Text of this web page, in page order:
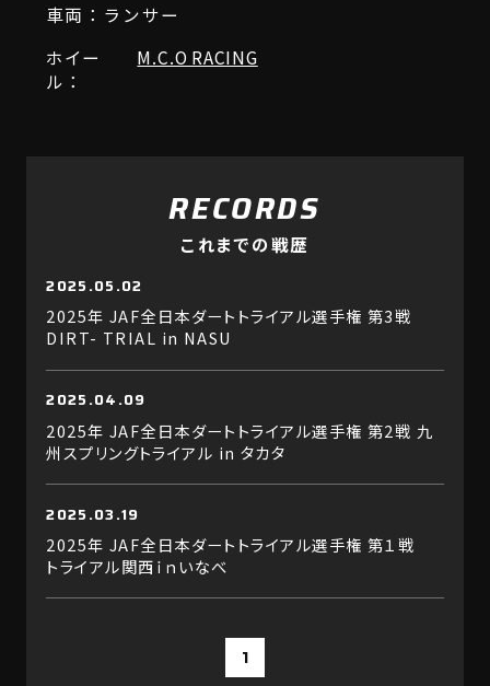
車両：ランサー
ホイー
ル：
M.C.O RACING
RECORDS
これまでの戦歴
2025.05.02
2025年 JAF全日本ダートトライアル選手権 第3戦
DIRT- TRIAL in NASU
2025.04.09
2025年 JAF全日本ダートトライアル選手権 第2戦 九
州スプリングトライアル in タカタ
2025.03.19
2025年 JAF全日本ダートトライアル選手権 第１戦
トライアル関西ｉｎいなべ
1